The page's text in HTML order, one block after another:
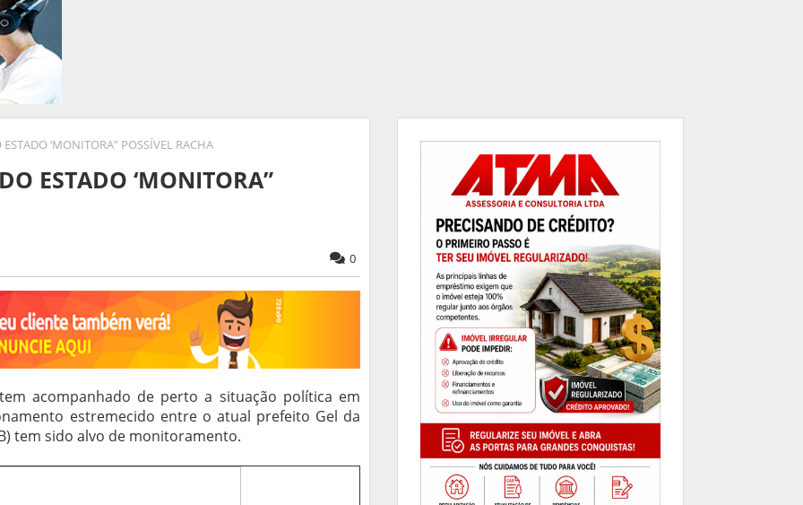
‘MONITORA” POSSÍVEL RACHA
ESTADO ‘MONITORA”
0
acompanhado de perto a situação política em
estremecido entre o atual prefeito Gel da
tem sido alvo de monitoramento.